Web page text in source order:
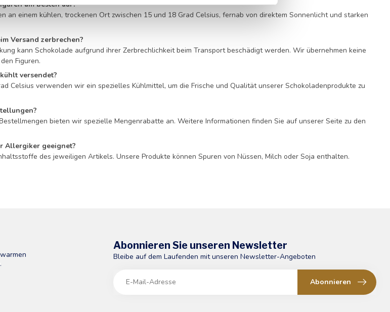
am besten auf?
an einem kühlen, trockenen Ort zwischen 15 und 18 Grad Celsius, fernab von direktem Sonnenlicht und starken
Versand zerbrechen?
kann Schokolade aufgrund ihrer Zerbrechlichkeit beim Transport beschädigt werden. Wir übernehmen keine
Figuren.
versendet?
Celsius verwenden wir ein spezielles Kühlmittel, um die Frische und Qualität unserer Schokoladenprodukte zu
bieten wir spezielle Mengenrabatte an. Weitere Informationen finden Sie auf unserer Seite zu den
Allergiker geeignet?
des jeweiligen Artikels. Unsere Produkte können Spuren von Nüssen, Milch oder Soja enthalten.
Abonnieren Sie unseren Newsletter
Bleibe auf dem Laufenden mit unseren Newsletter-Angeboten
Abonnieren